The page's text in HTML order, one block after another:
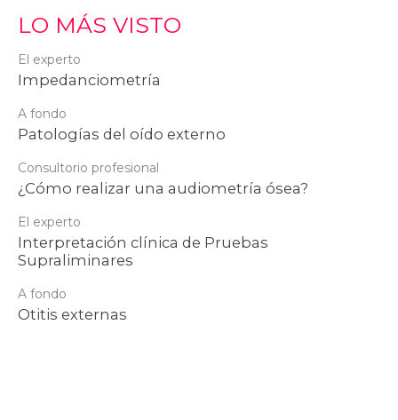
LO MÁS VISTO
El experto
Impedanciometría
A fondo
Patologías del oído externo
Consultorio profesional
¿Cómo realizar una audiometría ósea?
El experto
Interpretación clínica de Pruebas
Supraliminares
A fondo
Otitis externas